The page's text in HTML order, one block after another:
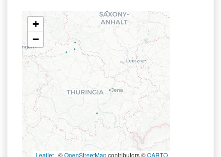
+
−
Leaflet | ©OpenStreetMapcontributors ©CARTO